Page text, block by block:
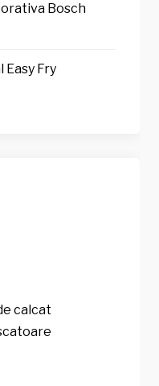
Bosch
Easy Fry
calcat